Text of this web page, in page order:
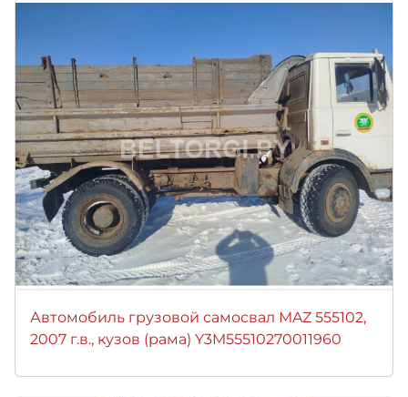
Автомобиль грузовой самосвал MAZ 555102,
2007 г.в., кузов (рама) Y3M55510270011960